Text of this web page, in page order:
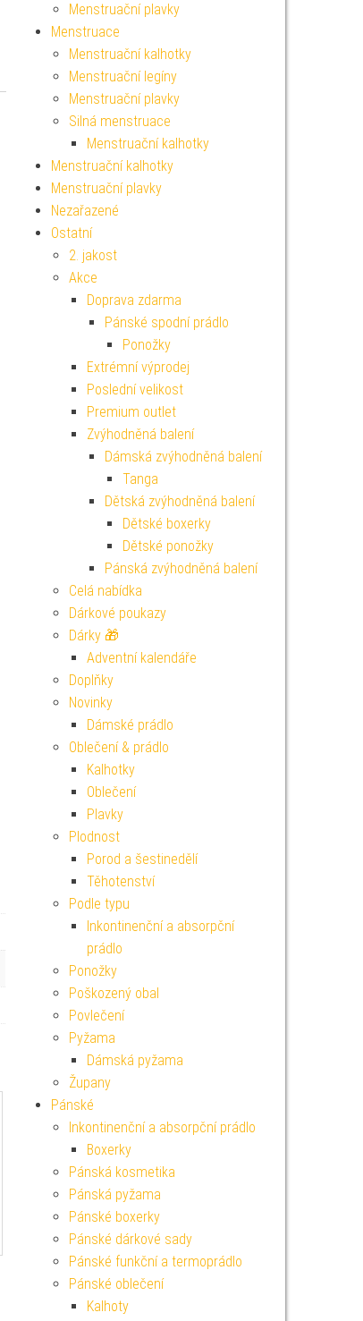
Menstruační plavky
Menstruace
Menstruační kalhotky
Menstruační legíny
Menstruační plavky
Silná menstruace
Menstruační kalhotky
Menstruační kalhotky
Menstruační plavky
Nezařazené
Ostatní
2. jakost
Akce
Doprava zdarma
Pánské spodní prádlo
Ponožky
Extrémní výprodej
Poslední velikost
Premium outlet
Zvýhodněná balení
Dámská zvýhodněná balení
Tanga
Dětská zvýhodněná balení
Dětské boxerky
Dětské ponožky
Pánská zvýhodněná balení
Celá nabídka
Dárkové poukazy
Dárky 🎁
Adventní kalendáře
Doplňky
Novinky
Dámské prádlo
Oblečení & prádlo
Kalhotky
Oblečení
Plavky
Plodnost
Porod a šestinedělí
Těhotenství
Podle typu
Inkontinenční a absorpční
prádlo
Ponožky
Poškozený obal
Povlečení
Pyžama
Dámská pyžama
Župany
Pánské
Inkontinenční a absorpční prádlo
Boxerky
Pánská kosmetika
Pánská pyžama
Pánské boxerky
Pánské dárkové sady
Pánské funkční a termoprádlo
Pánské oblečení
Kalhoty